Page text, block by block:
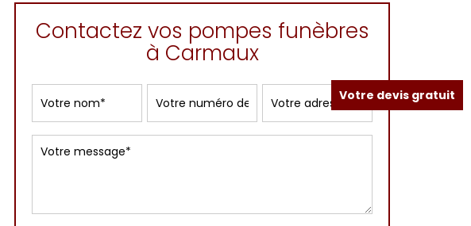
Contactez vos pompes funèbres
à Carmaux
Votre devis gratuit